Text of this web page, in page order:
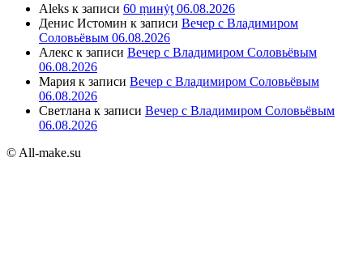
Aleks к записи 60 ṃинẏƫ 06.08.2026
Денис Истомин к записи Вечер с Владимиром
Соловьёвым 06.08.2026
Алекс к записи Вечер с Владимиром Соловьёвым
06.08.2026
Мария к записи Вечер с Владимиром Соловьёвым
06.08.2026
Светлана к записи Вечер с Владимиром Соловьёвым
06.08.2026
© All-make.su